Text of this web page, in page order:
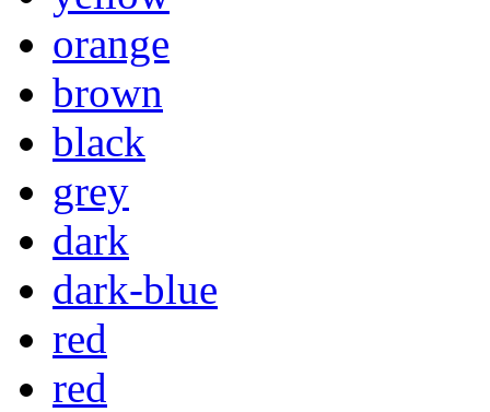
orange
brown
black
grey
dark
dark-blue
red
red